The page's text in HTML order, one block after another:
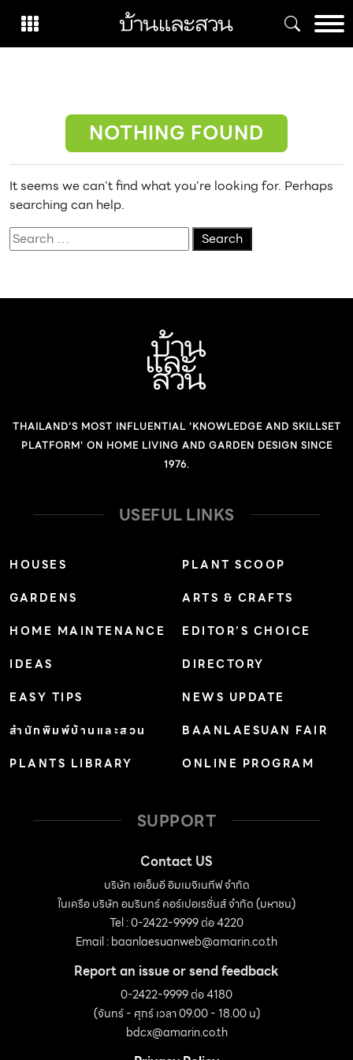
content
NOTHING FOUND
It seems we can’t find what you’re looking for. Perhaps
searching can help.
Search
for:
THAILAND'S MOST INFLUENTIAL 'KNOWLEDGE AND SKILLSET
PLATFORM' ON HOME LIVING AND GARDEN DESIGN SINCE
1976.
USEFUL LINKS
HOUSES
GARDENS
HOME MAINTENANCE
IDEAS
EASY TIPS
สำนักพิมพ์บ้านและสวน
PLANTS LIBRARY
PLANT SCOOP
ARTS & CRAFTS
EDITOR’S CHOICE
DIRECTORY
NEWS UPDATE
BAANLAESUAN FAIR
ONLINE PROGRAM
SUPPORT
Contact US
บริษัท เอเอ็มอี อิมเมจิเนทีฟ จำกัด
ในเครือ บริษัท อมรินทร์ คอร์เปอเรชั่นส์ จำกัด (มหาชน)
Tel : 0-2422-9999 ต่อ 4220
Email :baanlaesuanweb@amarin.co.th
Report an issue or send feedback
0-2422-9999 ต่อ 4180
(จันทร์ - ศุกร์ เวลา 09.00 - 18.00 น)
bdcx@amarin.co.th